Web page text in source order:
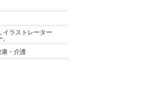
イラストレーター
,
康・介護